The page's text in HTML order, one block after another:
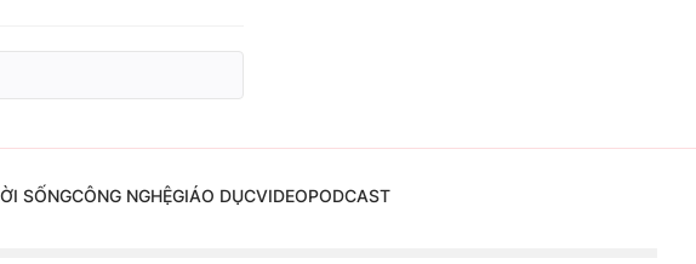
SỐNGCÔNG NGHỆGIÁO DỤCVIDEOPODCAST